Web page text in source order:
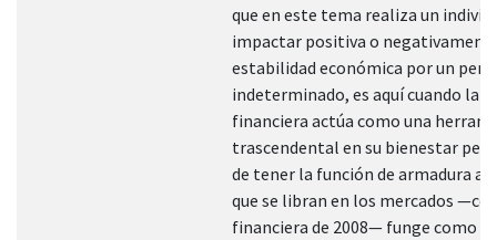
que en este tema realiza un
impactar positiva o
estabilidad económica por un
indeterminado, es aquí cuando la
financiera actúa como una
trascendental en su bienestar
de tener la función de armadura
que se libran en los mercados
financiera de 2008— funge como